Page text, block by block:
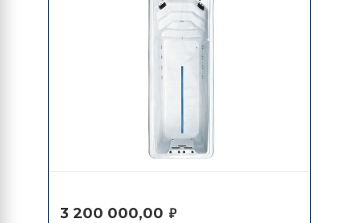
3 200 000,00 ₽